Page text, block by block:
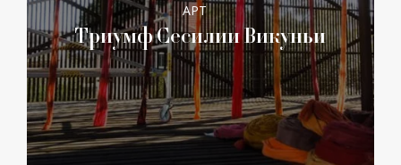
АРТ
Триумф Сесилии Викуньи